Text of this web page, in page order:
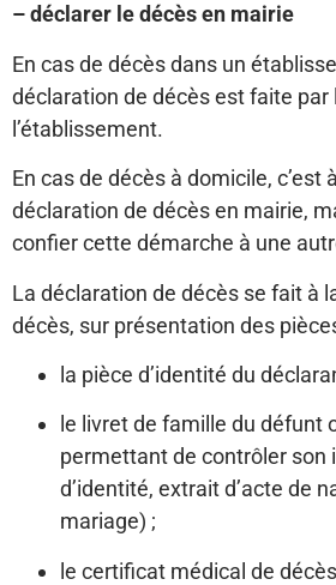
– déclarer le décès en mairie
En cas de décès dans un
déclaration de décès est faite par
l’établissement.
En cas de décès à domicile, c’est
déclaration de décès en mairie,
confier cette démarche à une
La déclaration de décès se fait à
décès, sur présentation des
la pièce d’identité du
le livret de famille du défunt
permettant de contrôler son
d’identité, extrait d’acte de
mariage) ;
le certificat médical de